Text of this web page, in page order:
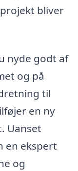
bliver
nyde godt af
og på
til
en ny
Uanset
en ekspert
og